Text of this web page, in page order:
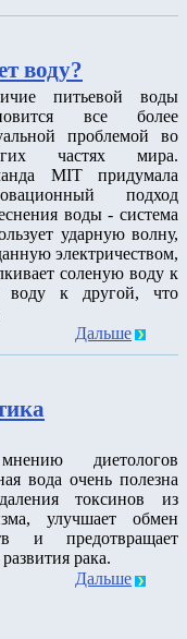
воду?
питьевой воды
все более
проблемой во
частях мира.
MIT придумала
подход
воды - система
ударную волну,
электричеством,
соленую воду к
воду к другой, что
Дальше
диетологов
вода очень полезна
токсинов из
улучшает обмен
и предотвращает
рака.
Дальше